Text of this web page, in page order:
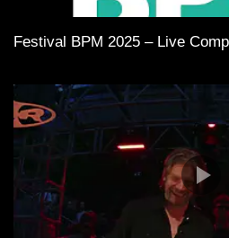
Festival BPM 2025 – Live